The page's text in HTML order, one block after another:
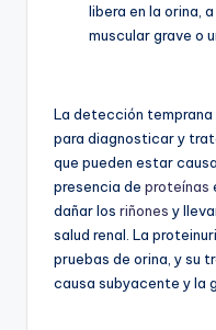
libera en la orina,
muscular grave o
La detección
para diagnosticar y
que pueden estar
presencia de proteínas
dañar los riñones y
salud renal. La
pruebas de orina, y su
causa subyacente y la